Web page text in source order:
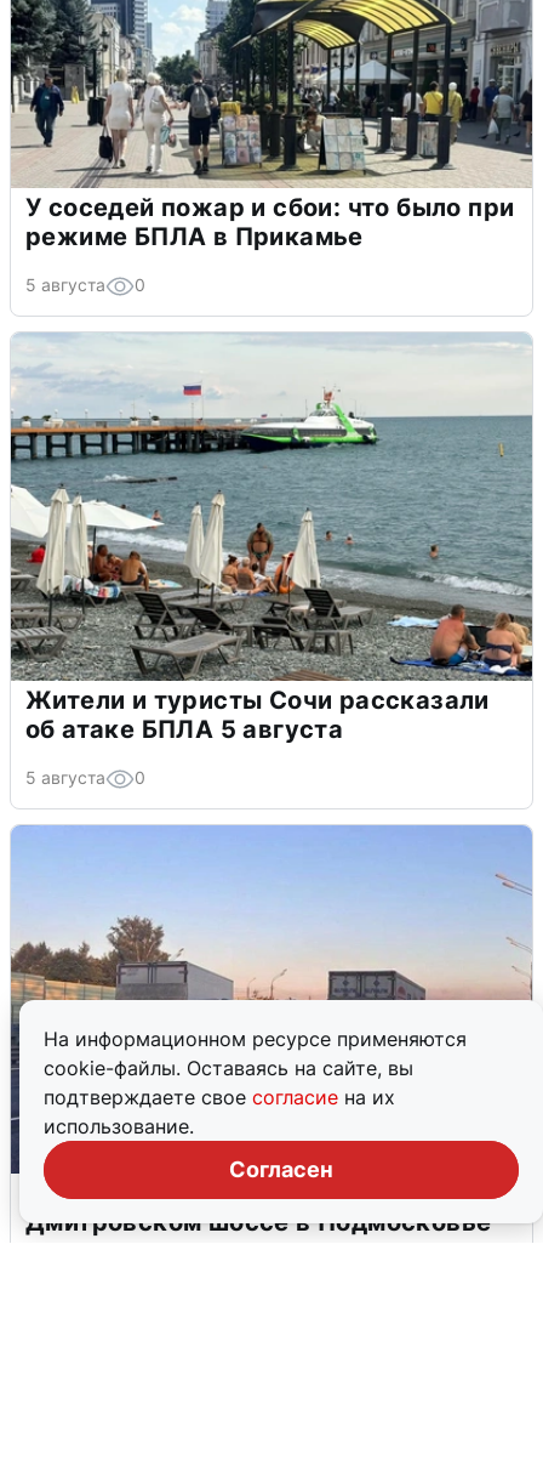
На информационном ресурсе применяются
cookie-файлы. Оставаясь на сайте, вы
подтверждаете свое согласие на их
использование.
Согласен
У соседей пожар и сбои: что было при
режиме БПЛА в Прикамье
5 августа 0
Жители и туристы Сочи рассказали
об атаке БПЛА 5 августа
5 августа 0
Пять машин столкнулись на
Дмитровском шоссе в Подмосковье